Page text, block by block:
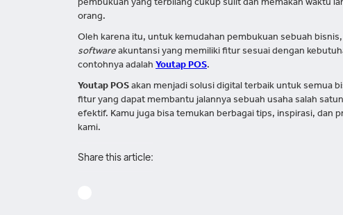
pembukuan yang terbilang cukup sulit dan memakan waktu
orang.
Oleh karena itu, untuk kemudahan pembukuan sebuah
software akuntansi yang memiliki fitur sesuai dengan
contohnya adalah Youtap POS.
Youtap POS akan menjadi solusi digital terbaik untuk semua
fitur yang dapat membantu jalannya sebuah usaha salah
efektif. Kamu juga bisa temukan berbagai tips, inspirasi, dan
kami.
Share this article: